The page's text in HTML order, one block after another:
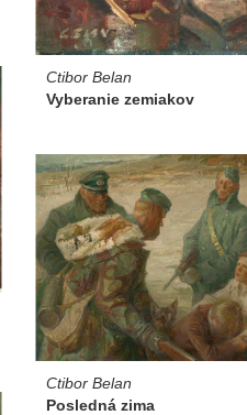
Ctibor Belan
Vyberanie zemiakov
Ctibor Belan
Posledná zima